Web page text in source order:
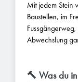
Mit jedem Stein
Baustellen, im
Abwechslung
🔨 Was du